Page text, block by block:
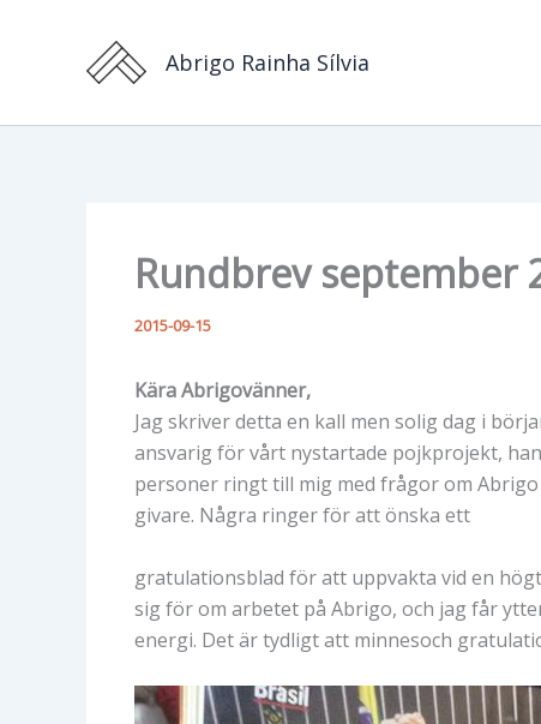
Abrigo Rainha Sílvia
Rundbrev september
2015-09-15
Kära Abrigovänner,
Jag skriver detta en kall men solig dag i
ansvarig för vårt nystartade pojkprojekt,
personer ringt till mig med frågor om
givare. Några ringer för att önska ett
gratulationsblad för att uppvakta vid en
sig för om arbetet på Abrigo, och jag får
energi. Det är tydligt att minnesoch